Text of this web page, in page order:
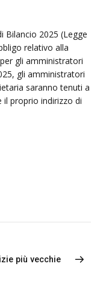
Bilancio 2025 (Legge
relativo alla
gli amministratori
gli amministratori
saranno tenuti a
il proprio indirizzo di
più vecchie